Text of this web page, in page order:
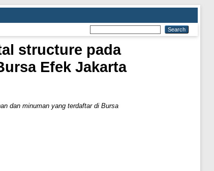
structure pada
Efek Jakarta
dan minuman yang terdaftar di Bursa